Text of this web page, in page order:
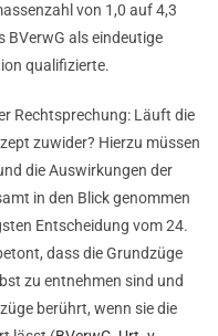
von 1,0 auf 4,3
BVerwG als eindeutige
qualifizierte.
Rechtsprechung: Läuft die
zuwider? Hierzu müssen
die Auswirkungen der
in den Blick genommen
Entscheidung vom 24.
dass die Grundzüge
zu entnehmen sind und
berührt, wenn sie die